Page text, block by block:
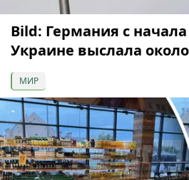
Bild: Германия с
Украине выслала
МИР